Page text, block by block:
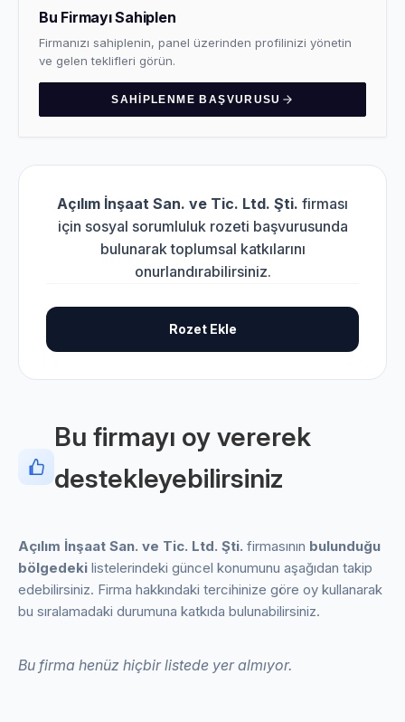
Açılım İnşaat San. ve Tic. Ltd. Şti. firması
için sosyal sorumluluk rozeti başvurusunda
bulunarak toplumsal katkılarını
onurlandırabilirsiniz.
Rozet Ekle
Bu firmayı oy vererek
destekleyebilirsiniz
Açılım İnşaat San. ve Tic. Ltd. Şti. firmasının bulunduğu
bölgedeki listelerindeki güncel konumunu aşağıdan takip
edebilirsiniz. Firma hakkındaki tercihinize göre oy kullanarak
bu sıralamadaki durumuna katkıda bulunabilirsiniz.
Bu firma henüz hiçbir listede yer almıyor.
Bu Firmayı Sahiplen
Firmanızı sahiplenin, panel üzerinden profilinizi yönetin
ve gelen teklifleri görün.
SAHIPLENME BAŞVURUSU